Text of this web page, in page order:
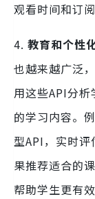
观看时间和订
4. 教育和个性
也越来越广泛
用这些API分
的学习内容。
型API，实时
果推荐适合的
帮助学生更有